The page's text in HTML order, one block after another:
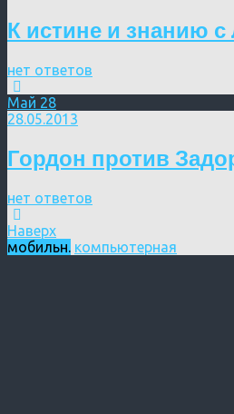
К истине и знанию
нет ответов
Май 28
28.05.2013
Гордон против
нет ответов
Наверх
мобильн. компьютерная